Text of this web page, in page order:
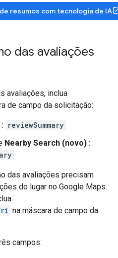
resumos com tecnologia de IA
das avaliações
avaliações, inclua
de campo da solicitação:
: reviewSummary
Nearby Search (novo) :
das avaliações precisam
do lugar no Google Maps.
na máscara de campo da
campos: